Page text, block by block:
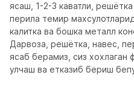
ясаш, 1-2-3 каватли,
перила темир
калитка ва бошка металл
Дарвоза, решётка, навес,
ясаб берамиз, сиз хохлаган
улчаш ва етказиб бериш